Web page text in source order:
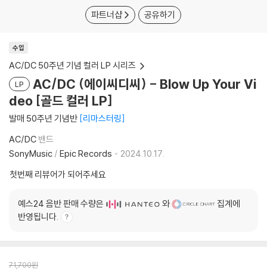
파트너샵 공유하기
수입
AC/DC 50주년 기념 컬러 LP 시리즈
LP
AC/DC (에이씨디씨) - Blow Up Your Vi
deo [골드 컬러 LP]
발매 50주년 기념반 리마스터링
AC/DC 밴드
SonyMusic / Epic Records
2024.10.17.
첫번째 리뷰어가 되어주세요
예스24 음반 판매 수량은 와
집계에
반영됩니다.
71,700원